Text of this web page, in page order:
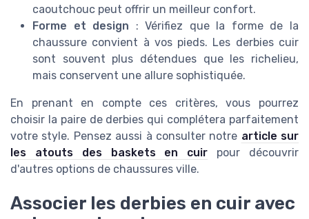
caoutchouc peut offrir un meilleur confort.
Forme et design : Vérifiez que la forme de la
chaussure convient à vos pieds. Les derbies cuir
sont souvent plus détendues que les richelieu,
mais conservent une allure sophistiquée.
En prenant en compte ces critères, vous pourrez
choisir la paire de derbies qui complétera parfaitement
votre style. Pensez aussi à consulter notre article sur
les atouts des baskets en cuir pour découvrir
d'autres options de chaussures ville.
Associer les derbies en cuir avec